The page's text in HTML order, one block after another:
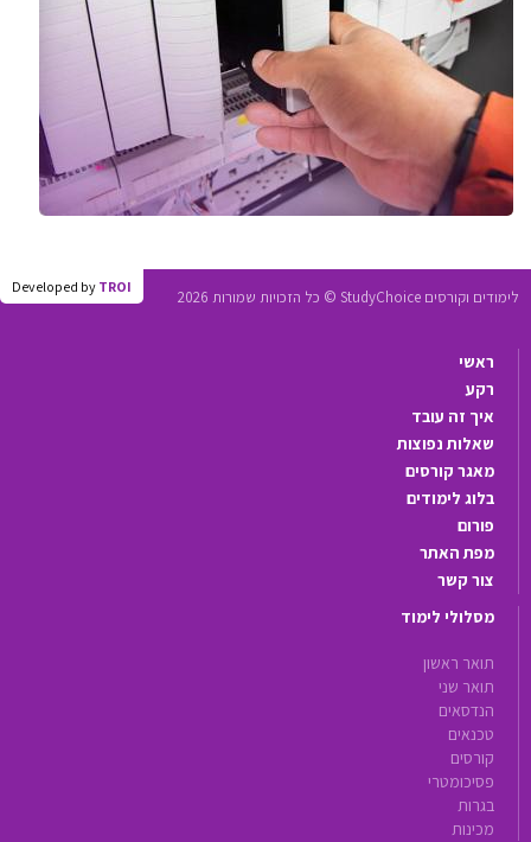
Developed by TROI
לימודים וקורסים StudyChoice © כל הזכויות שמורות 2026
ראשי
רקע
איך זה עובד
שאלות נפוצות
מאגר קורסים
בלוג לימודים
פורום
מפת האתר
צור קשר
מסלולי לימוד
תואר ראשון
תואר שני
הנדסאים
טכנאים
קורסים
פסיכומטרי
בגרות
מכינות